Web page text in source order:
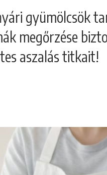
gyümölcsök
megőrzése
aszalás titkait!